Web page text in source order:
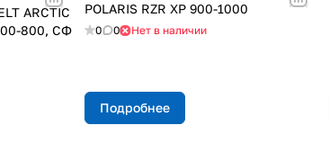
ARCTIC
800, СФ
POLARIS RZR XP 900-1000
0 0 Нет в наличии
Подробнее